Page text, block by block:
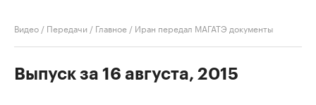
Видео / Передачи / Главное / Иран передал МАГАТЭ документы
Выпуск за 16 августа, 2015